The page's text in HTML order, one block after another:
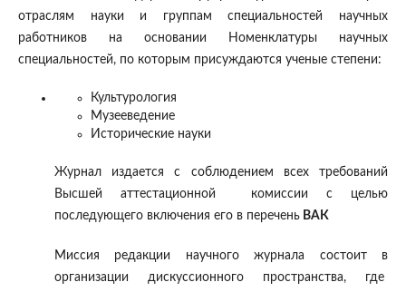
отраслям науки и группам специальностей научных
работников на основании Номенклатуры научных
специальностей, по которым присуждаются ученые степени:
Культурология
Музееведение
Исторические науки
Журнал издается с соблюдением всех требований
Высшей аттестационной комиссии с целью
последующего включения его в переченьВАК
Миссия редакции научного журнала состоит в
организации дискуссионного пространства, где